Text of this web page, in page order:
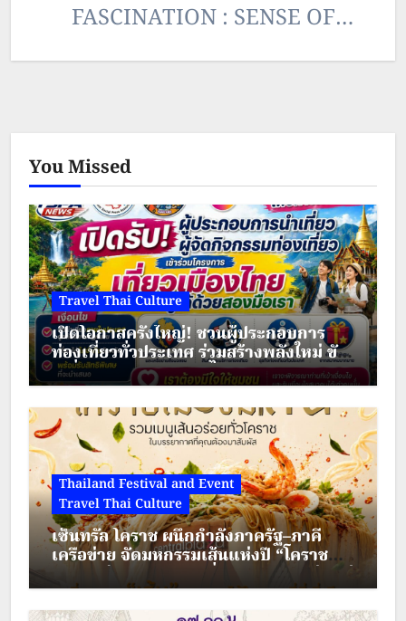
FASCINATION : SENSE OF
ICONIC THAI ณ ห้องประชุม 111 ปี
เกียรติเป็นประธานการแถลงข่าวฯ
สำหรับงานดังกล่าว มีกำหนดจัดขึ้น
ระหว่างวันที่ 22-23 ก.ย. 61 ณ วัดขุน
อินทประมูล…
You Missed
Travel Thai Culture
เปิดโอกาสครั้งใหญ่! ชวนผู้ประกอบการ
ท่องเที่ยวทั่วประเทศ ร่วมสร้างพลังใหม่ ขับ
เคลื่อนเศรษฐกิจชุมชนไทย
Thailand Festival and Event
Travel Thai Culture
เซ็นทรัล โคราช ผนึกกำลังภาครัฐ–ภาคี
เครือข่าย จัดมหกรรมเส้นแห่งปี “โคราช
เมืองมีเส้น” ดัน “ผัดหมี่ดัง–ขนมจีนแซ่บ” สู่
Soft Power เมืองย่าโม